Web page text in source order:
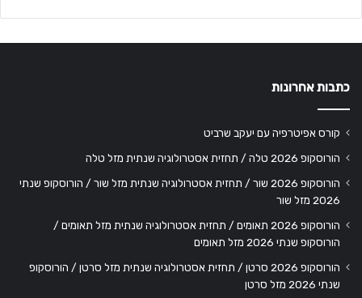
כתבות אחרונות
קורס אפיטרפיה עם יעקב שרביט
הורוסקופ 2026 טלה / תחזית אסטרולוגיה שנתית מזל טלה
הורוסקופ 2026 שור / תחזית אסטרולוגיה שנתית מזל שור / הורוסקופ שנתי
2026 מזל שור
הורוסקופ 2026 תאומים / תחזית אסטרולוגיה שנתית מזל תאומים /
הורוסקופ שנתי 2026 מזל תאומים
הורוסקופ 2026 סרטן / תחזית אסטרולוגיה שנתית מזל סרטן / הורוסקופ
שנתי 2026 מזל סרטן